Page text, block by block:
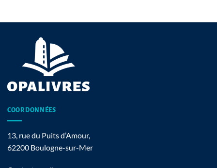
COORDONNÉES
13, rue du Puits d’Amour,
62200 Boulogne-sur-Mer